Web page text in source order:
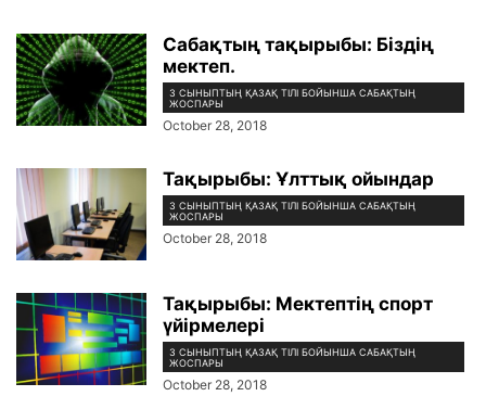
Сабақтың тақырыбы: Біздің
мектеп.
3 СЫНЫПТЫҢ ҚАЗАҚ ТІЛІ БОЙЫНША САБАҚТЫҢ
ЖОСПАРЫ
October 28, 2018
Тақырыбы: Ұлттық ойындар
3 СЫНЫПТЫҢ ҚАЗАҚ ТІЛІ БОЙЫНША САБАҚТЫҢ
ЖОСПАРЫ
October 28, 2018
Тақырыбы: Мектептің спорт
үйірмелері
3 СЫНЫПТЫҢ ҚАЗАҚ ТІЛІ БОЙЫНША САБАҚТЫҢ
ЖОСПАРЫ
October 28, 2018